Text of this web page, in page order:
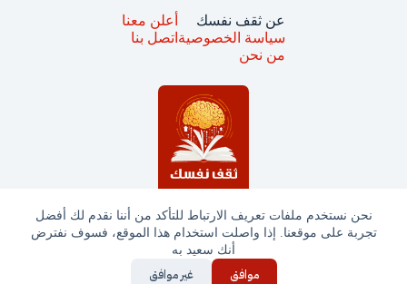
نحن نستخدم ملفات تعريف الارتباط للتأكد من أننا نقدم لك أفضل
تجربة على موقعنا. إذا واصلت استخدام هذا الموقع، فسوف نفترض
أنك سعيد به
موافق غير موافق
جميع الحقوق محفوظة © ثقف نفسك 2025
عن ثقف نفسك
سياسة الخصوصية
من نحن
أعلن معنا
اتصل بنا